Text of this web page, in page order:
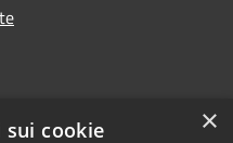
×
cookie